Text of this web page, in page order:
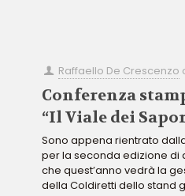
Raffaello De Crescenzo
Conferenza
“Il Viale dei
Sono appena rientrato
per la seconda edizione di
che quest’anno vedrà la
della Coldiretti dello stand